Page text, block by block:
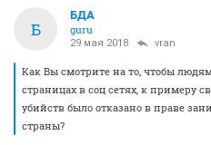
Б
БДА
guru
29 мая 2018 vran
Как Вы смотрите на то, чтобы
страницах в соц сетях, к примеру
убийств было отказано в праве
страны?